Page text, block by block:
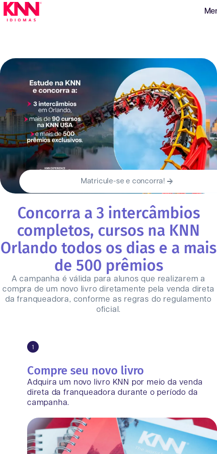
Matricule-se e concorra!
Concorra a 3 intercâmbios
completos, cursos na KNN
Orlando todos os dias e a mais
de 500 prêmios
A campanha é válida para alunos que realizarem a
compra de um novo livro diretamente pela venda direta
da franqueadora, conforme as regras do regulamento
oficial.
1
Compre seu novo livro
Adquira um novo livro KNN por meio da venda
direta da franqueadora durante o período da
campanha.